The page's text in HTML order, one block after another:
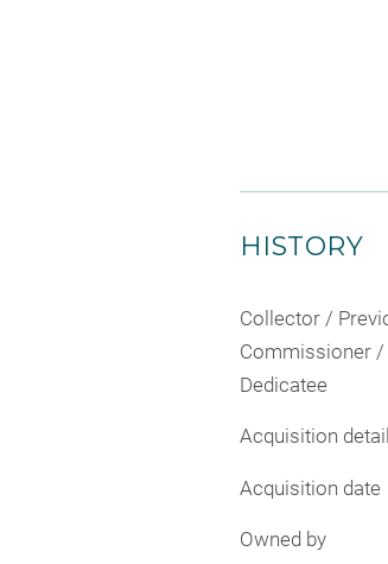
HISTORY
Collector /
Commissioner
Dedicatee
Acquisition
Acquisition date
Owned by